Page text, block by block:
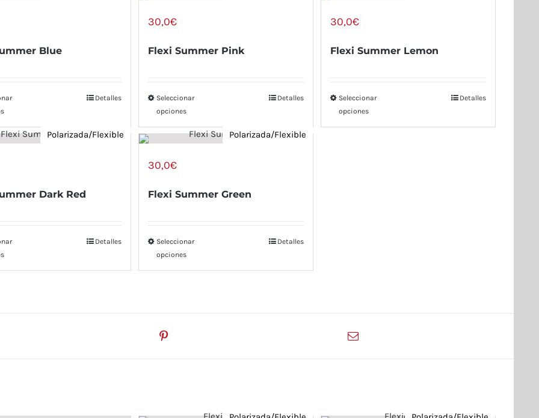
Blue
Detalles
30,0€
Flexi Summer Pink
Seleccionar
opciones
Detalles
30,0€
Flexi Summer Lemon
Seleccionar
opciones
Detalles
Polarizada/Flexible
Dark Red
Detalles
Polarizada/Flexible
30,0€
Flexi Summer Green
Seleccionar
opciones
Detalles